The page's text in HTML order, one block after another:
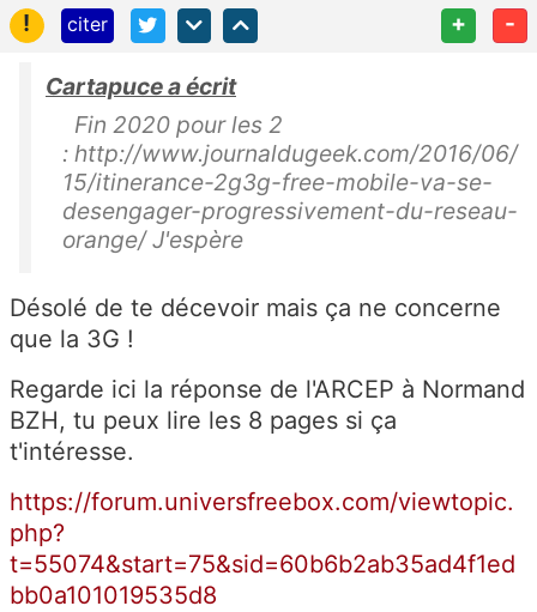
!
citer + -
Cartapuce a écrit
Fin 2020 pour les 2
: http://www.journaldugeek.com/2016/06/
15/itinerance-2g3g-free-mobile-va-se-
desengager-progressivement-du-reseau-
orange/ J'espère
Désolé de te décevoir mais ça ne concerne
que la 3G !
Regarde ici la réponse de l'ARCEP à Normand
BZH, tu peux lire les 8 pages si ça
t'intéresse.
https://forum.universfreebox.com/viewtopic.
php?
t=55074&start=75&sid=60b6b2ab35ad4f1ed
bb0a101019535d8